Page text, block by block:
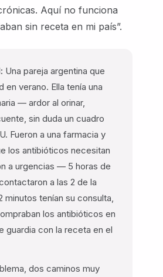
Aquí no funciona
sin receta en mi país”.
Una pareja argentina que
en verano. Ella tenía una
— ardor al orinar,
sin duda un cuadro
Fueron a una farmacia y
los antibióticos necesitan
a urgencias — 5 horas de
a las 2 de la
minutos tenían su consulta,
los antibióticos en
guardia con la receta en el
dos caminos muy